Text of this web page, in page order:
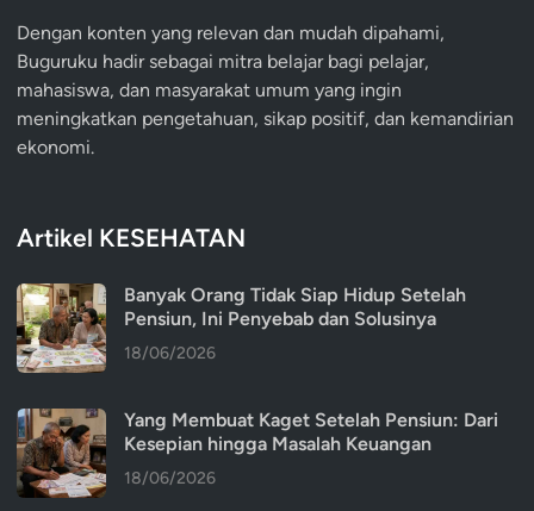
Dengan konten yang relevan dan mudah dipahami,
Buguruku hadir sebagai mitra belajar bagi pelajar,
mahasiswa, dan masyarakat umum yang ingin
meningkatkan pengetahuan, sikap positif, dan kemandirian
ekonomi.
Artikel KESEHATAN
Banyak Orang Tidak Siap Hidup Setelah
Pensiun, Ini Penyebab dan Solusinya
18/06/2026
Yang Membuat Kaget Setelah Pensiun: Dari
Kesepian hingga Masalah Keuangan
18/06/2026